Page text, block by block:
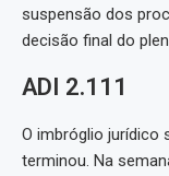
suspensão dos
decisão final do
ADI 2.111
O imbróglio jurídico
terminou. Na